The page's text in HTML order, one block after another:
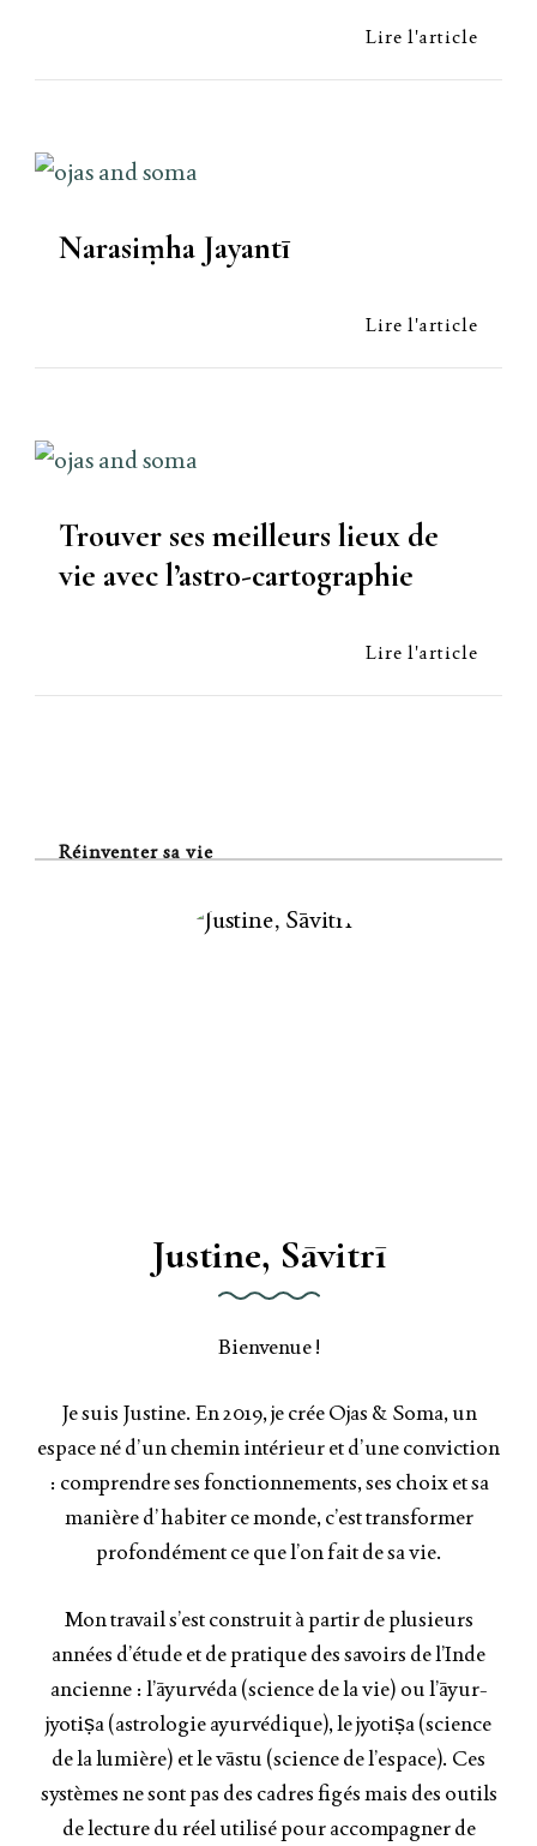
Lire l'article
Narasiṃha Jayantī
Lire l'article
Trouver ses meilleurs lieux de
vie avec l’astro-cartographie
Lire l'article
Réinventer sa vie
Justine, Sāvitrī
Bienvenue !
Je suis Justine. En 2019, je crée Ojas & Soma, un
espace né d’un chemin intérieur et d’une conviction
: comprendre ses fonctionnements, ses choix et sa
manière d’habiter ce monde, c’est transformer
profondément ce que l’on fait de sa vie.
Mon travail s’est construit à partir de plusieurs
années d’étude et de pratique des savoirs de l’Inde
ancienne : l’āyurvéda (science de la vie) ou l’āyur-
jyotiṣa (astrologie ayurvédique), le jyotiṣa (science
de la lumière) et le vāstu (science de l’espace). Ces
systèmes ne sont pas des cadres figés mais des outils
de lecture du réel utilisé pour accompagner de